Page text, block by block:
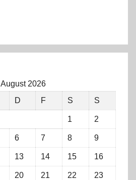
August 2026
D F S S
1 2
6 7 8 9
13 14 15 16
20 21 22 23